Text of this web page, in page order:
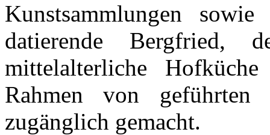
Kunstsammlungen
datierende
mittelalterliche
Rahmen von
zugänglich gemacht.